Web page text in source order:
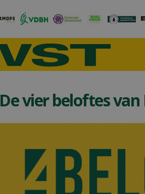
De vier beloftes van